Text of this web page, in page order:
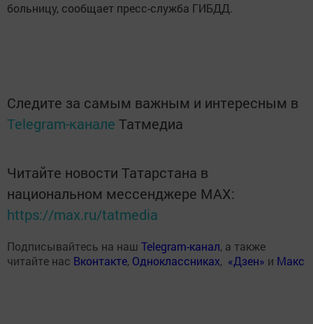
больницу, сообщает пресс-служба ГИБДД.
Следите за самым важным и интересным в
Telegram-канале Татмедиа
Читайте новости Татарстана в
национальном мессенджере MАХ:
https://max.ru/tatmedia
Подписывайтесь на наш Telegram-канал, а также
читайте нас Вконтакте, Одноклассниках, «Дзен» и Макс